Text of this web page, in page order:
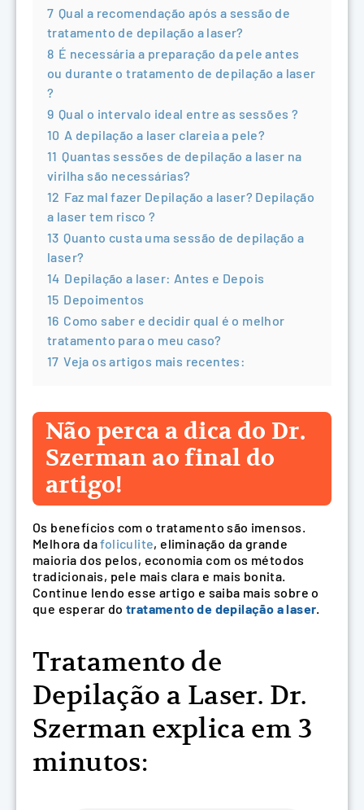
7 Qual a recomendação após a sessão de
tratamento de depilação a laser?
8 É necessária a preparação da pele antes
ou durante o tratamento de depilação a laser
?
9 Qual o intervalo ideal entre as sessões ?
10 A depilação a laser clareia a pele?
11 Quantas sessões de depilação a laser na
virilha são necessárias?
12 Faz mal fazer Depilação a laser? Depilação
a laser tem risco ?
13 Quanto custa uma sessão de depilação a
laser?
14 Depilação a laser: Antes e Depois
15 Depoimentos
16 Como saber e decidir qual é o melhor
tratamento para o meu caso?
17 Veja os artigos mais recentes:
Não perca a dica do Dr.
Szerman ao final do
artigo!
Os benefícios com o tratamento são imensos.
Melhora dafoliculite, eliminação da grande
maioria dos pelos, economia com os métodos
tradicionais, pele mais clara e mais bonita.
Continue lendo esse artigo e saiba mais sobre o
que esperar dotratamento de depilação a laser.
Tratamento de
Depilação a Laser. Dr.
Szerman explica em 3
minutos: